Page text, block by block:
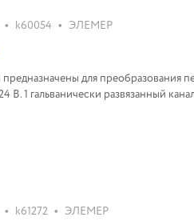
• k60054 • ЭЛЕМЕР
для преобразования
В. 1 гальванически развязанный
• k61272 • ЭЛЕМЕР